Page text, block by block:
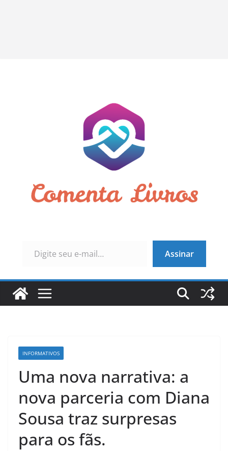
Assinar
INFORMATIVOS
Uma nova narrativa: a
nova parceria com Diana
Sousa traz surpresas
para os fãs.